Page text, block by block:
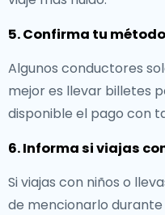
5. Confirma tu
Algunos conductores
mejor es llevar billetes
disponible el pago con
6. Informa si viajas
Si viajas con niños o
de mencionarlo